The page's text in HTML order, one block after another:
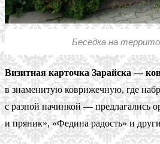
Беседка на
Визитная карточка Зарайска —
в знаменитую коврижечную, где
с разной начинкой — предлагались
и пряник», «Федина радость» и